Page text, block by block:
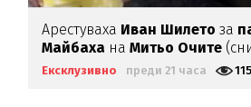
Арестуваха Иван Шилетоза
Майбаха наМитьо Очите
Ексклузивно преди 21 часа